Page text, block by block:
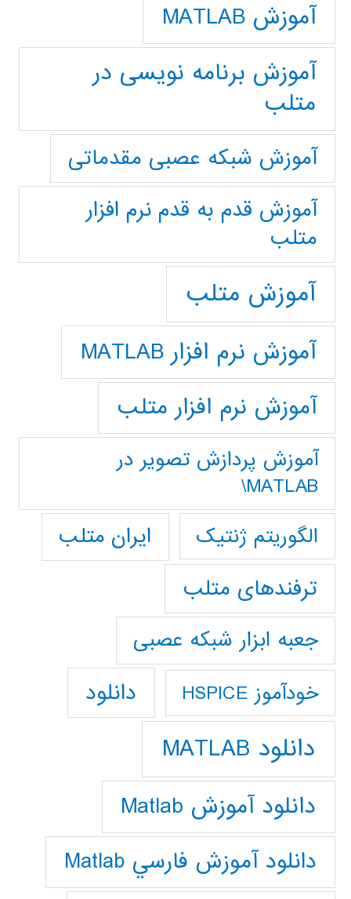
آموزش MATLAB
آموزش برنامه نویسی در
متلب
آموزش شبکه عصبی مقدماتی
آموزش قدم به قدم نرم افزار
متلب
آموزش متلب
آموزش نرم افزار MATLAB
آموزش نرم افزار متلب
آموزش پردازش تصوير در
MATLAB\
الگوریتم ژنتیک
ایران متلب
ترفندهای متلب
جعبه ابزار شبکه عصبی
خودآموز HSPICE دانلود
دانلود MATLAB
دانلود آموزش Matlab
دانلود آموزش فارسي Matlab